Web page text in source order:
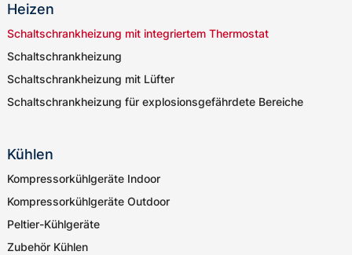
Heizen
Schaltschrankheizung mit integriertem Thermostat
Schaltschrankheizung
Schaltschrankheizung mit Lüfter
Schaltschrankheizung für explosionsgefährdete Bereiche
Kühlen
Kompressorkühlgeräte Indoor
Kompressorkühlgeräte Outdoor
Peltier-Kühlgeräte
Zubehör Kühlen